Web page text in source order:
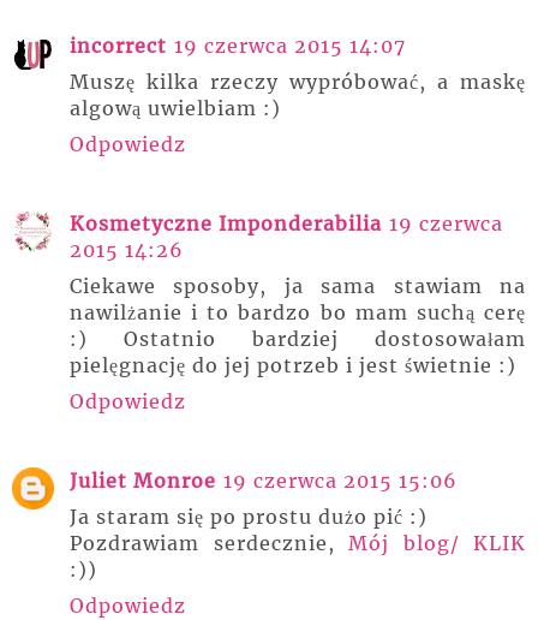
incorrect 19 czerwca 2015 14:07
Muszę kilka rzeczy wypróbować, a maskę
algową uwielbiam :)
Odpowiedz
Kosmetyczne Imponderabilia 19 czerwca
2015 14:26
Ciekawe sposoby, ja sama stawiam na
nawilżanie i to bardzo bo mam suchą cerę
:) Ostatnio bardziej dostosowałam
pielęgnację do jej potrzeb i jest świetnie :)
Odpowiedz
Juliet Monroe 19 czerwca 2015 15:06
Ja staram się po prostu dużo pić :)
Pozdrawiam serdecznie, Mój blog/ KLIK
:))
Odpowiedz